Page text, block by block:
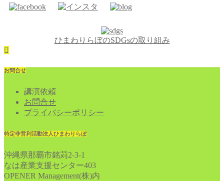
ひまわりらぼのSDGsの取り組み
お問合せ
講演依頼
お問合せ
プライバシーポリシー
特定非営利活動法人ひまわりらぼ
沖縄県那覇市銘苅2-3-1
なは産業支援センター403
OPENER Management(株)内